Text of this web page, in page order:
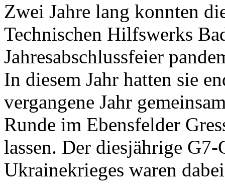
Zwei Jahre lang konnten
Technischen Hilfswerks
Jahresabschlussfeier
In diesem Jahr hatten sie
vergangene Jahr
Runde im Ebensfelder
lassen. Der diesjährige
Ukrainekrieges waren